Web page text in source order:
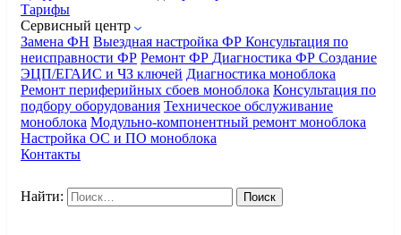
Тарифы
Сервисный центр
Замена ФН Выездная настройка ФР Консультация по
неисправности ФР Ремонт ФР Диагностика ФР Создание
ЭЦП/ЕГАИС и ЧЗ ключей Диагностика моноблока
Ремонт периферийных сбоев моноблока Консультация по
подбору оборудования Техническое обслуживание
моноблока Модульно-компонентный ремонт моноблока
Настройка ОС и ПО моноблока
Контакты
Найти: